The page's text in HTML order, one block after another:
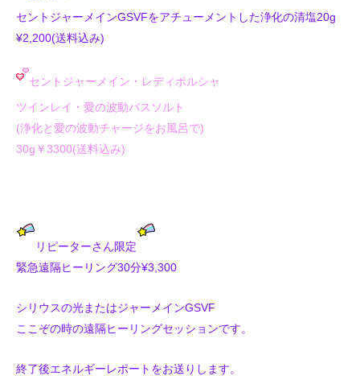
セントジャーメインGSVFをアチューメントした浄化の清塩20g
¥2,200(送料込み)
セントジャーメイン・レディポルシャ
ツインレイ・愛の波動バスソルト
(浄化と愛の波動チャージをお風呂で)
30g￥3300(送料込み)
リピーターさん限定
緊急遠隔ヒーリング30分¥3,300
シリウスの光またはジャーメインGSVF
ここぞの時の遠隔ヒーリングセッションです。
終了後エネルギーレポートをお送りします。